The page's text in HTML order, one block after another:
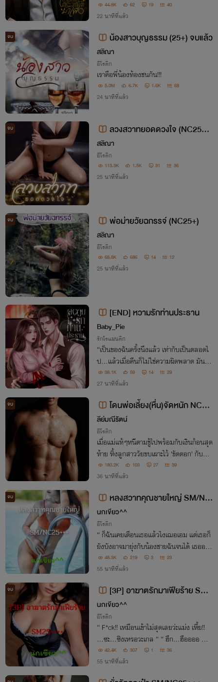
44.8K 62 19 40
22 นาทีที่แล้ว
จบ น้องสาวบุญธรรม (25+) จบแล้ว
สลิณา
อีโรติก
เราคือพี่น้องท้องชนกัน!!!
5.0M 6.7K 1.6K 68
24 นาทีที่แล้ว
จบ
ลวงสวาทยอดดวงใจ (NC25++
++)
สลิณา
อีโรติก
113.3K 1.5K 31 36
25 นาทีที่แล้ว
จบ พ่อม่ายวัยฉกรรจ์ (NC25+)
สลิณา
อีโรติก
68.8K 686 14 12
25 นาทีที่แล้ว
[END] หวามรักท่านประธาน
Baby_Pie
รักโรแมนติก
“เป็นของฉันครั้งนึงแล้ว เท่ากับเป็นตลอดไ
ป…แล้วเมื่อคืนก็ไม่ใช่ความผิดพลาด มันเกิ
ดขึ้นด้วยความตั้งใจ เธอเองก็รู้ดี อย่าทำเป็นเ
มาแล้วจำอะไรไม่ได้ไปหน่อยเลย”
38.1K 59 14 29
27 นาทีที่แล้ว
จบ
โดนพ่อเลี้ยง(หื่น)จัดหนัก NC25
+
ลีย์มณีรัตน์
อีโรติก
เมื่อแม่แท้ๆหนีตามชู้ไปพร้อมกับเงินก้อนสุด
ท้าย ทิ้งลูกสาววัยขบเผาะไว้ 'ขัดดอก' กับพ่อ
เลี้ยงชาวประมงจอมดิบเถื่อน!
180.2K 103 27 39
36 นาทีที่แล้ว
จบ
หลงสวาทคุณชายใหญ่ SM/NC
25+++
นกเขียว^^
อีโรติก
“ ก็ฉันเคยเตือนเธอแล้วไงเฌอเอม แต่เธอก็
ยังบังอาจมายุ่งกับน้องชายฉันจนได้ เธออยา
กตายคา X*ย ฉันนักใช่มั้ย!? ” “ คะ!? ….น
ะ….นี่คุณใหญ่เห็น…. ” “ เออ!! ถ้าคันมากนั
48.3K 219 3 23
55 นาทีที่แล้ว
จบ
[3P] อาฆาตรักมาเฟียร้าย SM/
NC25+++
นกเขียว^^
อีโรติก
“ F*ck!! เหมือนเข้าไม่สุดเลยว่ะแม่ง เหี้ย!!
…ซะ…ซิงเหรอวะเกล ” “ ฮึก…ฮืออออ …อ
ะ…เอาออกไปนะ อึก มันเจ็บ อื้ออออ!!!!! ฮึ
ก….ฮึก ”
42.4K 307 1 36
55 นาทีที่แล้ว